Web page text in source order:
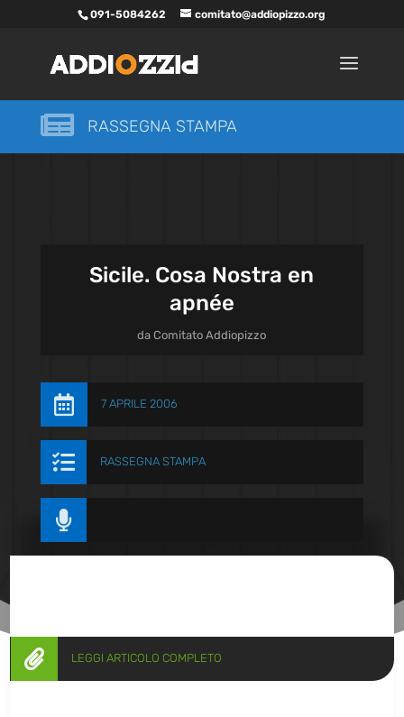
091-5084262 comitato@addiopizzo.org
 RASSEGNA STAMPA
Sicile. Cosa Nostra en
apnée
daComitato Addiopizzo
 7 APRILE 2006
 RASSEGNA STAMPA

 LEGGI ARTICOLO COMPLETO